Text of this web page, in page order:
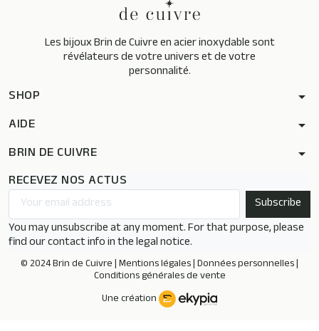
Les bijoux Brin de Cuivre en acier inoxydable sont
révélateurs de votre univers et de votre
personnalité.
SHOP arrow_drop_down
AIDE arrow_drop_down
BRIN DE CUIVRE arrow_drop_down
RECEVEZ NOS ACTUS
You may unsubscribe at any moment. For that purpose, please
find our contact info in the legal notice.
© 2024 Brin de Cuivre |Mentions légales|Données personnelles|
Conditions générales de vente
Une création